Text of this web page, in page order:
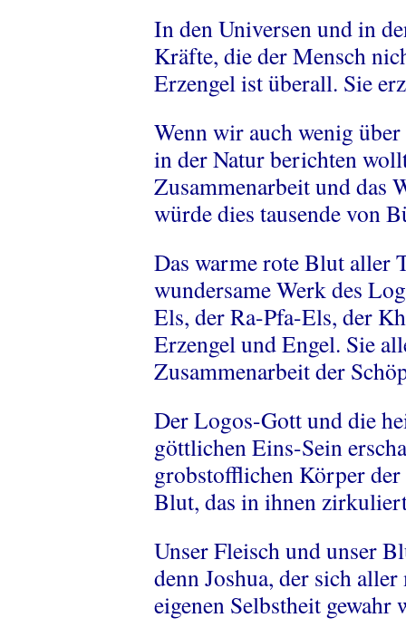
In den Universen und in
Kräfte, die der Mensch
Erzengel ist überall. Sie
Wenn wir auch wenig
in der Natur berichten
Zusammenarbeit und das
würde dies tausende von
Das warme rote Blut aller
wundersame Werk des
Els, der Ra-Pfa-Els, der
Erzengel und Engel. Sie
Zusammenarbeit der
Der Logos-Gott und die
göttlichen Eins-Sein
grobstofflichen Körper
Blut, das in ihnen
Unser Fleisch und unser
denn Joshua, der sich
eigenen Selbstheit gewahr